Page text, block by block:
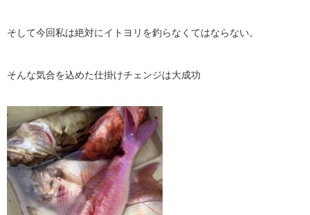
そして今回私は絶対にイトヨリを釣らなくてはならない。
そんな気合を込めた仕掛けチェンジは大成功